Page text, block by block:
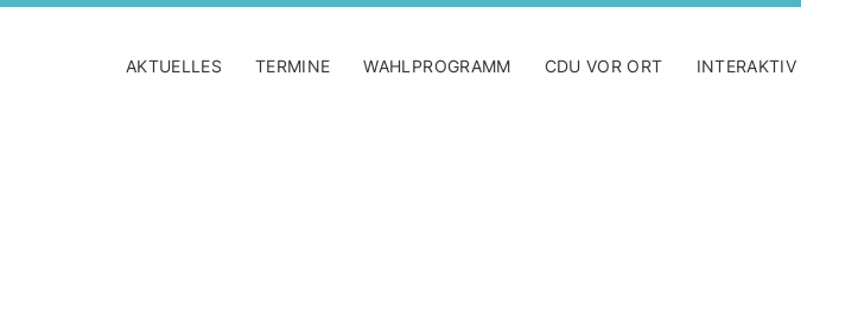
AKTUELLES TERMINE WAHLPROGRAMM CDU VOR ORT INTERAKTIV